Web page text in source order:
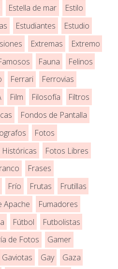
Estella de mar
Estilo
Estudiantes
Estudio
Extremas
Extremo
Fauna
Felinos
Ferrari
Ferrovias
Film Filosofía
Filtros
Fondos de Pantalla
Fotos
Históricas
Fotos Libres
Frases
Frío Frutas
Frutillas
Apache
Fumadores
Fútbol
Futbolistas
de Fotos
Gamer
Gaviotas Gay
Gaza